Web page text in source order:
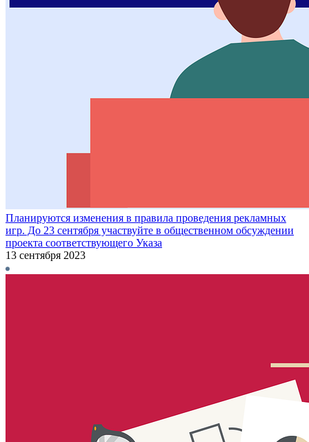
Планируются изменения в правила проведения рекламных
игр. До 23 сентября участвуйте в общественном обсуждении
проекта соответствующего Указа
13 сентября 2023